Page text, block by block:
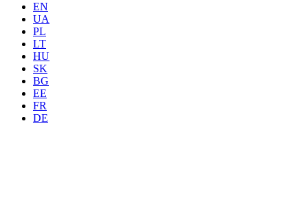
EN
UA
PL
LT
HU
SK
BG
EE
FR
DE